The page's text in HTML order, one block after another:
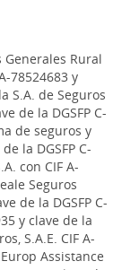
Generales Rural
78524683 y
S.A. de Seguros
de la DGSFP C-
de seguros y
la DGSFP C-
con CIF A-
Seguros
de la DGSFP C-
y clave de la
S.A.E. CIF A-
Assistance